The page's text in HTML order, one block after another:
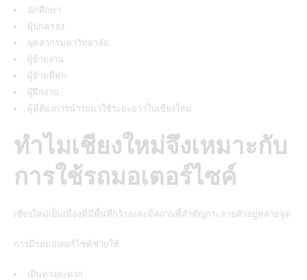
นักศึกษา
ผู้ปกครอง
บุคลากรมหาวิทยาลัย
ผู้ย้ายงาน
ผู้ย้ายที่พัก
ผู้ฝึกงาน
ผู้ที่ต้องการนำรถมาใช้ระยะยาวในเชียงใหม่
ทำไมเชียงใหม่จึงเหมาะกับ
การใช้รถมอเตอร์ไซค์
เชียงใหม่เป็นเมืองที่มีพื้นที่กว้างและมีสถานที่สำคัญกระจายตัวอยู่หลายจุด
การมีรถมอเตอร์ไซค์ช่วยให้
เดินทางสะดวก